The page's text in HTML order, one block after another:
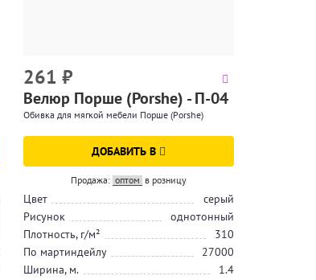
261 ₽
Велюр Порше (Porshe) - П-04
Обивка для мягкой мебели Порше (Porshe)
ДОБАВИТЬ В
Продажа: оптом в розницу
Цвет
серый
Рисунок
однотонный
Плотность, г/м²
310
По мартиндейлу
27000
Ширина, м.
1.4